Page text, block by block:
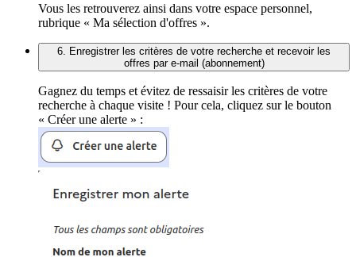
Vous les retrouverez ainsi dans votre espace personnel,
rubrique « Ma sélection d'offres ».
6. Enregistrer les critères de votre recherche et recevoir les
offres par e-mail (abonnement)
Gagnez du temps et évitez de ressaisir les critères de votre
recherche à chaque visite ! Pour cela, cliquez sur le bouton
« Créer une alerte » :